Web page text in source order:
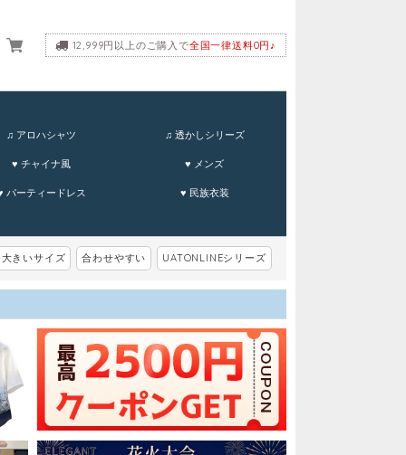
12,999円以上のご購入で全国一律送料0円♪
♫ アロハシャツ ♫ 透かしシリーズ
♥ チャイナ風 ♥ メンズ
パーティードレス ♥ 民族衣装
大きいサイズ 合わせやすい UATONLINEシリーズ